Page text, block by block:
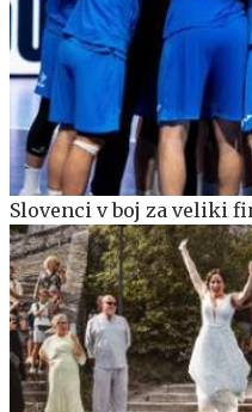
Slovenci v boj za veliki